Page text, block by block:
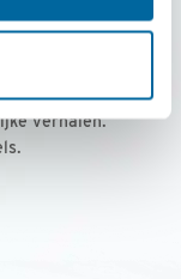
per jaar
met
verhalen.